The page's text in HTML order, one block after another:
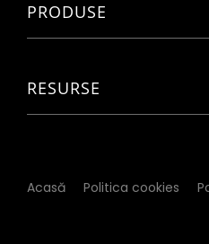
PRODUSE
RESURSE
Acasă Politica cookies